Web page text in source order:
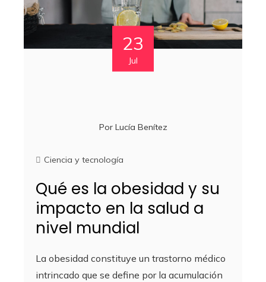
23
Jul
Por Lucía Benítez
Ciencia y tecnología
Qué es la obesidad y su
impacto en la salud a
nivel mundial
La obesidad constituye un trastorno médico
intrincado que se define por la acumulación